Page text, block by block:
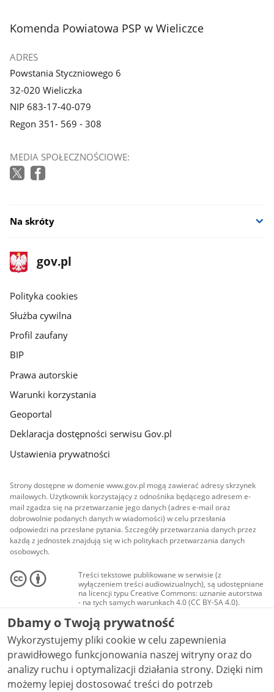
stopka
Komenda Powiatowa PSP w Wieliczce
ADRES
Powstania Styczniowego 6
32-020 Wieliczka
NIP 683-17-40-079
Regon 351- 569 - 308
MEDIA SPOŁECZNOŚCIOWE:
Na skróty
stopka
gov.pl
Strona
gov.pl
gov.pl
Polityka cookies
Służba cywilna
Profil zaufany
BIP
Prawa autorskie
Warunki korzystania
Geoportal
Deklaracja dostępności serwisu Gov.pl
Ustawienia prywatności
Strony dostępne w domenie www.gov.pl mogą zawierać adresy skrzynek
mailowych. Użytkownik korzystający z odnośnika będącego adresem e-
mail zgadza się na przetwarzanie jego danych (adres e-mail oraz
dobrowolnie podanych danych w wiadomości) w celu przesłania
odpowiedzi na przesłane pytania. Szczegóły przetwarzania danych przez
każdą z jednostek znajdują się w ich politykach przetwarzania danych
osobowych.
Treści tekstowe publikowane w serwisie (z
wyłączeniem treści audiowizualnych), są udostępniane
na licencji typu Creative Commons: uznanie autorstwa
- na tych samych warunkach 4.0 (CC BY-SA 4.0).
Materiały audiowizualne, w tym zdjęcia, materiały
audio i wideo, są udostępniane na licencji typu
Creative Commons: uznanie autorstwa użycie
niekomercyjne - bez utworów zależnych 4.0 (CC BY-
NC-ND 4.0), o ile nie jest to stwierdzone inaczej.
Dbamy o Twoją prywatność
Wykorzystujemy pliki cookie w celu zapewnienia
prawidłowego funkcjonowania naszej witryny oraz do
analizy ruchu i optymalizacji działania strony. Dzięki nim
możemy lepiej dostosować treści do potrzeb